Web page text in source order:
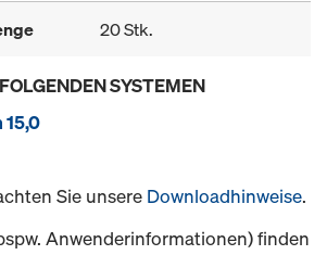
20 Stk.
SYSTEMEN
Sie unsere Downloadhinweise.
Anwenderinformationen) finden